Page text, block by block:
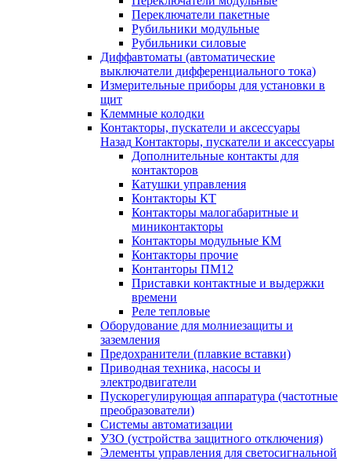
Переключатели пакетные
Рубильники модульные
Рубильники силовые
Диффавтоматы (автоматические
выключатели дифференциального тока)
Измерительные приборы для установки в
щит
Клеммные колодки
Контакторы, пускатели и аксессуары
Назад Контакторы, пускатели и аксессуары
Дополнительные контакты для
контакторов
Катушки управления
Контакторы КТ
Контакторы малогабаритные и
миниконтакторы
Контакторы модульные КМ
Контакторы прочие
Контанторы ПМ12
Приставки контактные и выдержки
времени
Реле тепловые
Оборудование для молниезащиты и
заземления
Предохранители (плавкие вставки)
Приводная техника, насосы и
электродвигатели
Пускорегулирующая аппаратура (частотные
преобразователи)
Системы автоматизации
УЗО (устройства защитного отключения)
Элементы управления для светосигнальной